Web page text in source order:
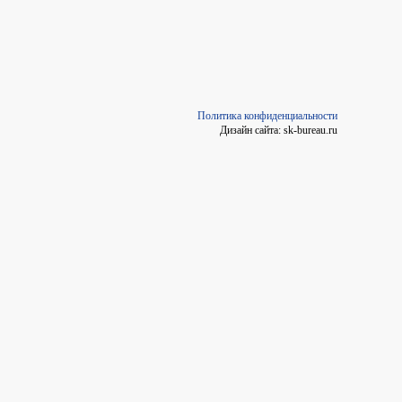
Политика конфиденциальности
Дизайн сайта: sk-bureau.ru